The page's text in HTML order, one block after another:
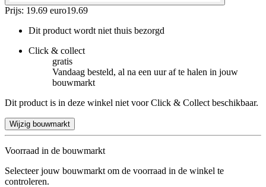
Prijs: 19.69 euro19.69
Dit product wordt niet thuis bezorgd
Click & collect
gratis
Vandaag besteld, al na een uur af te halen in jouw
bouwmarkt
Dit product is in deze winkel niet voor Click & Collect beschikbaar.
Wijzig bouwmarkt
Voorraad in de bouwmarkt
Selecteer jouw bouwmarkt om de voorraad in de winkel te
controleren.